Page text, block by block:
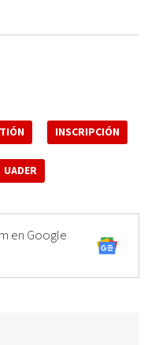
INSCRIPCIÓN
UADER
en Google